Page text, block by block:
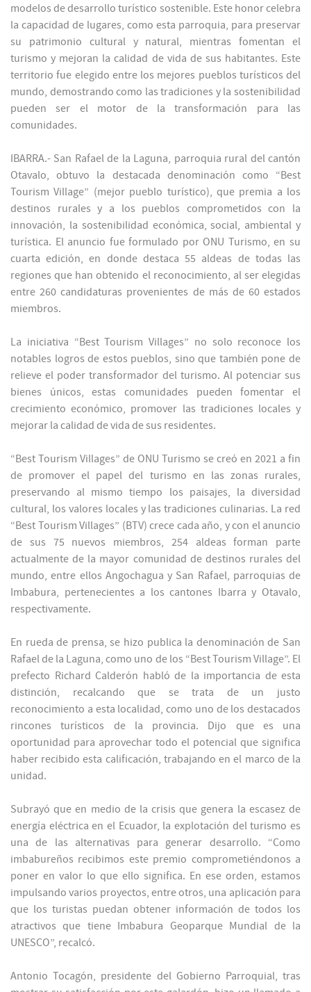
modelos de desarrollo turístico sostenible. Este honor celebra
la capacidad de lugares, como esta parroquia, para preservar
su patrimonio cultural y natural, mientras fomentan el
turismo y mejoran la calidad de vida de sus habitantes. Este
territorio fue elegido entre los mejores pueblos turísticos del
mundo, demostrando como las tradiciones y la sostenibilidad
pueden ser el motor de la transformación para las
comunidades.
IBARRA.- San Rafael de la Laguna, parroquia rural del cantón
Otavalo, obtuvo la destacada denominación como “Best
Tourism Village” (mejor pueblo turístico), que premia a los
destinos rurales y a los pueblos comprometidos con la
innovación, la sostenibilidad económica, social, ambiental y
turística. El anuncio fue formulado por ONU Turismo, en su
cuarta edición, en donde destaca 55 aldeas de todas las
regiones que han obtenido el reconocimiento, al ser elegidas
entre 260 candidaturas provenientes de más de 60 estados
miembros.
La iniciativa “Best Tourism Villages” no solo reconoce los
notables logros de estos pueblos, sino que también pone de
relieve el poder transformador del turismo. Al potenciar sus
bienes únicos, estas comunidades pueden fomentar el
crecimiento económico, promover las tradiciones locales y
mejorar la calidad de vida de sus residentes.
“Best Tourism Villages” de ONU Turismo se creó en 2021 a fin
de promover el papel del turismo en las zonas rurales,
preservando al mismo tiempo los paisajes, la diversidad
cultural, los valores locales y las tradiciones culinarias. La red
“Best Tourism Villages” (BTV) crece cada año, y con el anuncio
de sus 75 nuevos miembros, 254 aldeas forman parte
actualmente de la mayor comunidad de destinos rurales del
mundo, entre ellos Angochagua y San Rafael, parroquias de
Imbabura, pertenecientes a los cantones Ibarra y Otavalo,
respectivamente.
En rueda de prensa, se hizo publica la denominación de San
Rafael de la Laguna, como uno de los “Best Tourism Village”. El
prefecto Richard Calderón habló de la importancia de esta
distinción, recalcando que se trata de un justo
reconocimiento a esta localidad, como uno de los destacados
rincones turísticos de la provincia. Dijo que es una
oportunidad para aprovechar todo el potencial que significa
haber recibido esta calificación, trabajando en el marco de la
unidad.
Subrayó que en medio de la crisis que genera la escasez de
energía eléctrica en el Ecuador, la explotación del turismo es
una de las alternativas para generar desarrollo. “Como
imbabureños recibimos este premio comprometiéndonos a
poner en valor lo que ello significa. En ese orden, estamos
impulsando varios proyectos, entre otros, una aplicación para
que los turistas puedan obtener información de todos los
atractivos que tiene Imbabura Geoparque Mundial de la
UNESCO”, recalcó.
Antonio Tocagón, presidente del Gobierno Parroquial, tras